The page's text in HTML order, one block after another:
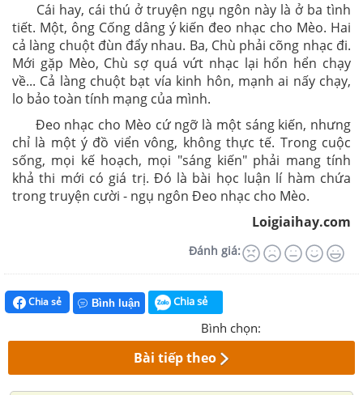
Cái hay, cái thú ở truyện ngụ ngôn này là ở ba tình
tiết. Một, ông Cống dâng ý kiến đeo nhạc cho Mèo. Hai
cả làng chuột đùn đẩy nhau. Ba, Chù phải cõng nhạc đi.
Mới gặp Mèo, Chù sợ quá vứt nhạc lại hổn hển chạy
về... Cả làng chuột bạt vía kinh hôn, mạnh ai nấy chạy,
lo bảo toàn tính mạng của mình.
Đeo nhạc cho Mèo cứ ngỡ là một sáng kiến, nhưng
chỉ là một ý đồ viển vông, không thực tế. Trong cuộc
sống, mọi kế hoạch, mọi "sáng kiến" phải mang tính
khả thi mới có giá trị. Đó là bài học luận lí hàm chứa
trong truyện cười - ngụ ngôn Đeo nhạc cho Mèo.
Loigiaihay.com
Đánh giá:
Chia sẻ Bình luận Chia sẻ
Bình chọn:
Bài tiếp theo